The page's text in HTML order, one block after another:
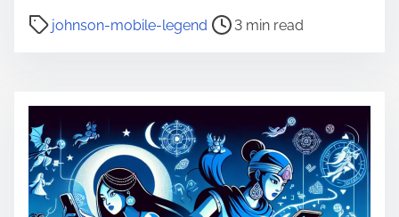
johnson-mobile-legend
P
e
a
d
3 min read